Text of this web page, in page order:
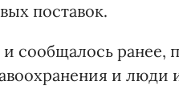
поставок.
и сообщалось ранее,
и люди